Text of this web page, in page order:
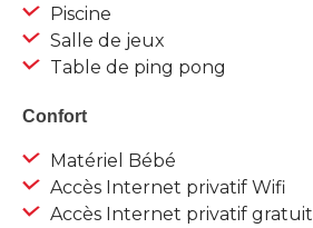
Piscine
Salle de jeux
Table de ping pong
Confort
Matériel Bébé
Accès Internet privatif Wifi
Accès Internet privatif gratuit